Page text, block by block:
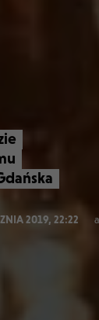
2019, 22:22